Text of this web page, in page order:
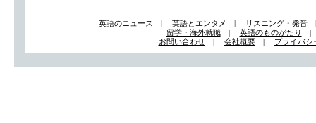
英語のニュース | 英語とエンタメ | リスニング・発音
留学・海外就職| 英語のものがたり
お問い合わせ| 会社概要| プライバシ